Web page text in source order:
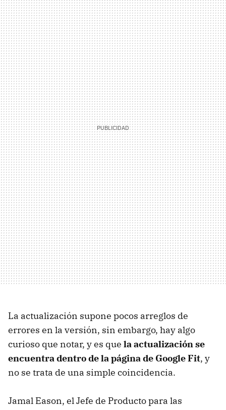
La actualización supone pocos arreglos de
errores en la versión, sin embargo, hay algo
curioso que notar, y es que la actualización se
encuentra dentro de la página de Google Fit, y
no se trata de una simple coincidencia.
Jamal Eason, el Jefe de Producto para las